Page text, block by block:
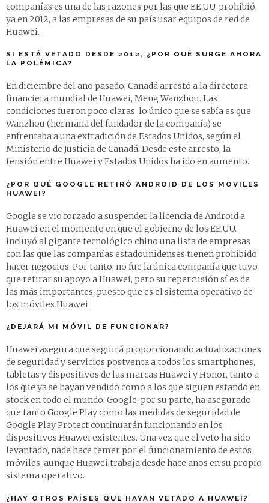
compañías es una de las razones por las que EE.UU. prohibió,
ya en 2012, a las empresas de su país usar equipos de red de
Huawei.
SI ESTÁ VETADO DESDE 2012, ¿POR QUÉ SURGE AHORA
LA POLÉMICA?
En diciembre del año pasado, Canadá arrestó a la directora
financiera mundial de Huawei, Meng Wanzhou. Las
condiciones fueron poco claras: lo único que se sabía es que
Wanzhou (hermana del fundador de la compañía) se
enfrentaba a una extradición de Estados Unidos, según el
Ministerio de Justicia de Canadá. Desde este arresto, la
tensión entre Huawei y Estados Unidos ha ido en aumento.
¿POR QUÉ GOOGLE RETIRÓ ANDROID DE LOS MÓVILES
HUAWEI?
Google se vio forzado a suspender la licencia de Android a
Huawei en el momento en que el gobierno de los EE.UU.
incluyó al gigante tecnológico chino una lista de empresas
con las que las compañías estadounidenses tienen prohibido
hacer negocios. Por tanto, no fue la única compañía que tuvo
que retirar su apoyo a Huawei, pero su repercusión sí es de
las más importantes, puesto que es el sistema operativo de
los móviles Huawei.
¿DEJARÁ MI MÓVIL DE FUNCIONAR?
Huawei asegura que seguirá proporcionando actualizaciones
de seguridad y servicios postventa a todos los smartphones,
tabletas y dispositivos de las marcas Huawei y Honor, tanto a
los que ya se hayan vendido como a los que siguen estando en
stock en todo el mundo. Google, por su parte, ha asegurado
que tanto Google Play como las medidas de seguridad de
Google Play Protect continuarán funcionando en los
dispositivos Huawei existentes. Una vez que el veto ha sido
levantado, nade hace temer por el funcionamiento de estos
móviles, aunque Huawei trabaja desde hace años en su propio
sistema operativo.
¿HAY OTROS PAÍSES QUE HAYAN VETADO A HUAWEI?